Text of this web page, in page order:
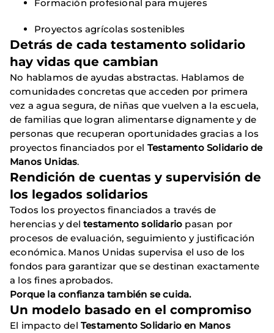
Formación profesional para mujeres
Proyectos agrícolas sostenibles
Detrás de cada testamento solidario
hay vidas que cambian
No hablamos de ayudas abstractas. Hablamos de
comunidades concretas que acceden por primera
vez a agua segura, de niñas que vuelven a la escuela,
de familias que logran alimentarse dignamente y de
personas que recuperan oportunidades gracias a los
proyectos financiados por el Testamento Solidario de
Manos Unidas.
Rendición de cuentas y supervisión de
los legados solidarios
Todos los proyectos financiados a través de
herencias y deltestamento solidario pasan por
procesos de evaluación, seguimiento y justificación
económica. Manos Unidas supervisa el uso de los
fondos para garantizar que se destinan exactamente
a los fines aprobados.
Porque la confianza también se cuida.
Un modelo basado en el compromiso
El impacto del Testamento Solidario en Manos